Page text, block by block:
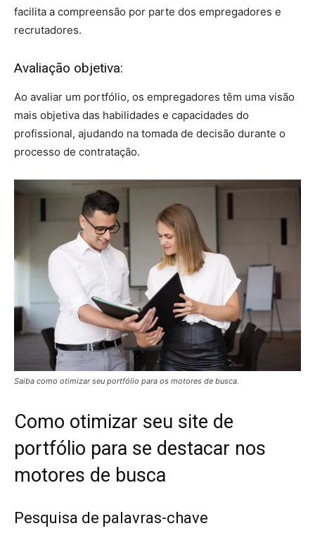
facilita a compreensão por parte dos empregadores e
recrutadores.
Avaliação objetiva:
Ao avaliar um portfólio, os empregadores têm uma visão
mais objetiva das habilidades e capacidades do
profissional, ajudando na tomada de decisão durante o
processo de contratação.
Saiba como otimizar seu portfólio para os motores de busca.
Como otimizar seu site de
portfólio para se destacar nos
motores de busca
Pesquisa de palavras-chave